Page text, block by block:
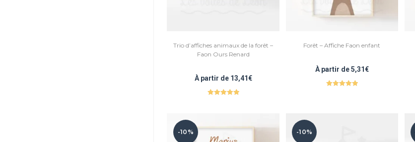
Trio d’affiches animaux de la forêt –
Faon Ours Renard
À partir de 13,41€
Forêt – Affiche Faon enfant
À partir de5,31€
-10% -10%